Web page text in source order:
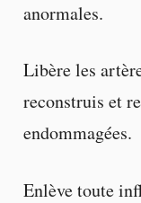
anormales.
Libère les
reconstruis et
endommagées.
Enlève toute